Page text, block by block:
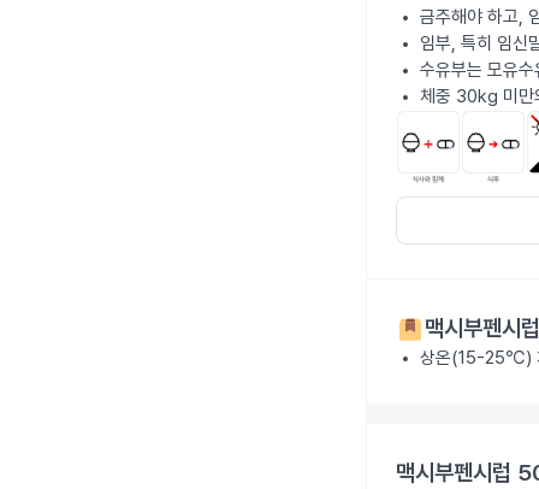
금주해야 하고,
임부, 특히 임신
수유부는 모유
체중 30kg 미만
맥시부펜시
상온(15-25℃)
맥시부펜시럽